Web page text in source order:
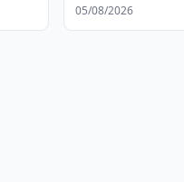
05/08/2026